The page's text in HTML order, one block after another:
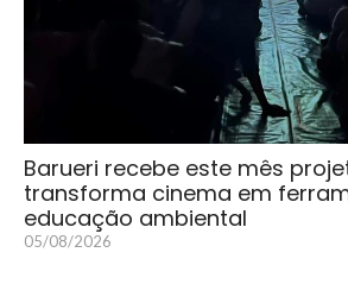
Barueri recebe este mês
transforma cinema em
educação ambiental
05/08/2026